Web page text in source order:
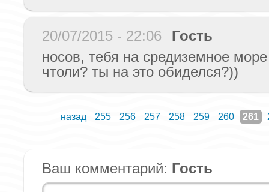
20/07/2015 - 22:06
Гость
носов, тебя на средиземное
чтоли? ты на это обиделся?))
назад 255 256 257 258 259 260 261
Ваш комментарий: Гость